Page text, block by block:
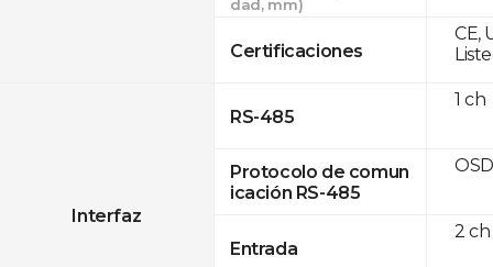
Certificaciones
Interfaz
RS-485
Protocolo de comun
icación RS-485
Entrada
CE,
1 ch
2 ch